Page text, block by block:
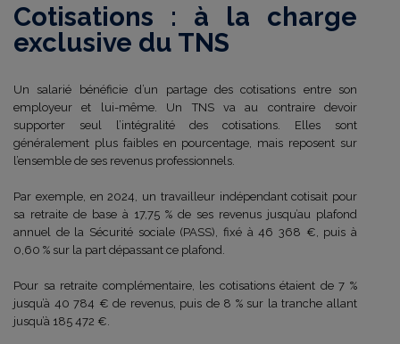
Cotisations : à la charge
exclusive du TNS
Un salarié bénéficie d’un partage des cotisations entre son
employeur et lui-même. Un TNS va au contraire devoir
supporter seul l’intégralité des cotisations. Elles sont
généralement plus faibles en pourcentage, mais reposent sur
l’ensemble de ses revenus professionnels.
Par exemple, en 2024, un travailleur indépendant cotisait pour
sa retraite de base à 17,75 % de ses revenus jusqu’au plafond
annuel de la Sécurité sociale (PASS), fixé à 46 368 €, puis à
0,60 % sur la part dépassant ce plafond.
Pour sa retraite complémentaire, les cotisations étaient de 7 %
jusqu’à 40 784 € de revenus, puis de 8 % sur la tranche allant
jusqu’à 185 472 €.